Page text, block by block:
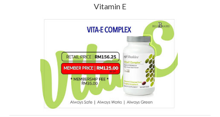
Vitamin E